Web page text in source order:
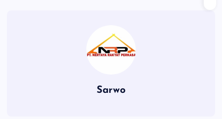
Sarwo